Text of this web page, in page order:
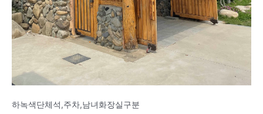
하녹색단체석,주차,남녀화장실구분